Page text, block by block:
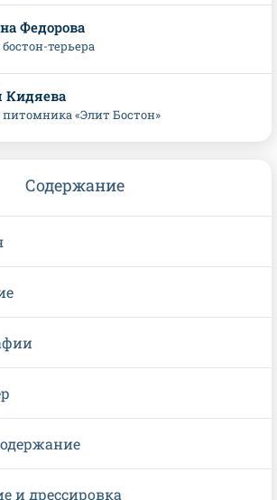
Федорова
терьера
Кидяева
«Элит Бостон»
Содержание
и дрессировка